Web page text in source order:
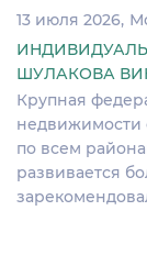
13 июля 2026
ШУЛАКОВА
Крупная
недвижимости
по всем
развивается